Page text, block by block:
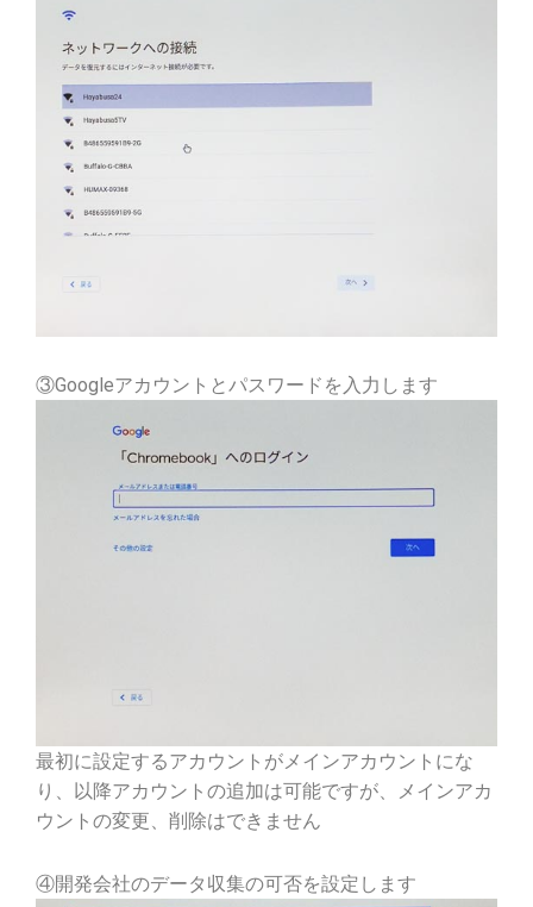
③Googleアカウントとパスワードを入力します
最初に設定するアカウントがメインアカウントにな
り、以降アカウントの追加は可能ですが、メインアカ
ウントの変更、削除はできません
④開発会社のデータ収集の可否を設定します